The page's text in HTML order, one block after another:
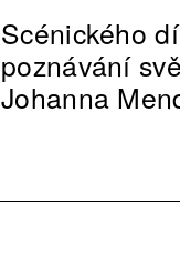
Scénického
poznávání
Johanna